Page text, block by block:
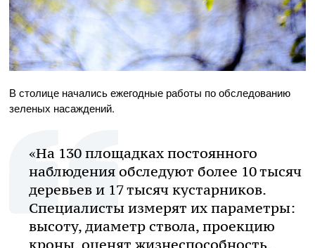
В столице начались ежегодные работы по обследованию
зеленых насаждений.
«На 130 площадках постоянного
наблюдения обследуют более 10 тысяч
деревьев и 17 тысяч кустарников.
Специалисты измерят их параметры:
высоту, диаметр ствола, проекцию
кроны, оценят жизнеспособность,